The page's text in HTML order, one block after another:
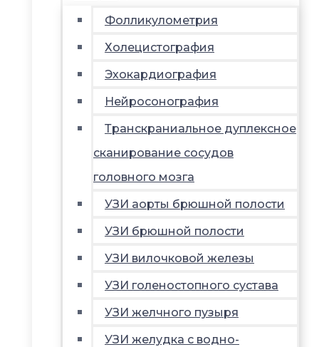
Фолликулометрия
Холецистография
Эхокардиография
Нейросонография
Транскраниальное дуплексное
сканирование сосудов
головного мозга
УЗИ аорты брюшной полости
УЗИ брюшной полости
УЗИ вилочковой железы
УЗИ голеностопного сустава
УЗИ желчного пузыря
УЗИ желудка с водно-